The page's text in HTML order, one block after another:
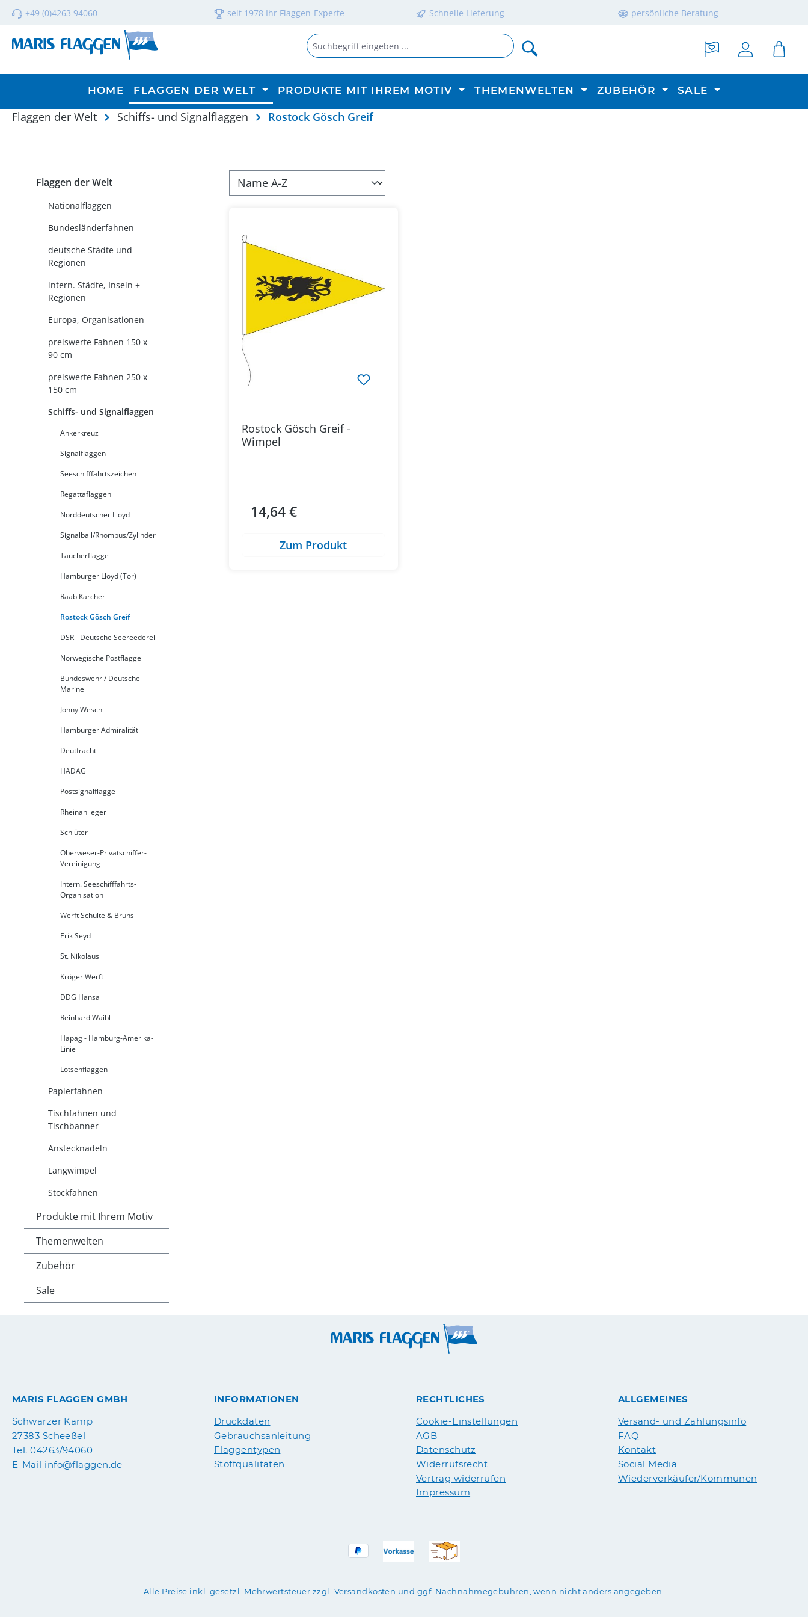
Hauptinhalt springen
Zur Suche springen
Zur Hauptnavigation springen
+49 (0)4263 94060 seit 1978 Ihr Flaggen-Experte Schnelle Lieferung persönliche Beratung
HOME FLAGGEN DER WELT PRODUKTE MIT IHREM MOTIV THEMENWELTEN ZUBEHÖR SALE
Flaggen der Welt Schiffs- und Signalflaggen Rostock Gösch Greif
Flaggen der Welt
Nationalflaggen
Bundesländerfahnen
deutsche Städte und
Regionen
intern. Städte, Inseln +
Regionen
Europa, Organisationen
preiswerte Fahnen 150 x
90 cm
preiswerte Fahnen 250 x
150 cm
Schiffs- und Signalflaggen
Ankerkreuz
Signalflaggen
Seeschifffahrtszeichen
Regattaflaggen
Norddeutscher Lloyd
Signalball/Rhombus/Zylinder
Taucherflagge
Hamburger Lloyd (Tor)
Raab Karcher
Rostock Gösch Greif
DSR - Deutsche Seereederei
Norwegische Postflagge
Bundeswehr / Deutsche
Marine
Jonny Wesch
Hamburger Admiralität
Deutfracht
HADAG
Postsignalflagge
Rheinanlieger
Schlüter
Oberweser-Privatschiffer-
Vereinigung
Intern. Seeschifffahrts-
Organisation
Werft Schulte & Bruns
Erik Seyd
St. Nikolaus
Kröger Werft
DDG Hansa
Reinhard Waibl
Hapag - Hamburg-Amerika-
Linie
Lotsenflaggen
Papierfahnen
Tischfahnen und
Tischbanner
Anstecknadeln
Langwimpel
Stockfahnen
Produkte mit Ihrem Motiv
Themenwelten
Zubehör
Sale
Rostock Gösch Greif -
Wimpel
Regulärer Preis:
14,64 €
Zum Produkt
MARIS FLAGGEN GMBH
Schwarzer Kamp
27383 Scheeßel
Tel. 04263/94060
E-Mail info@flaggen.de
INFORMATIONEN
Druckdaten
Gebrauchsanleitung
Flaggentypen
Stoffqualitäten
RECHTLICHES
Cookie-Einstellungen
AGB
Datenschutz
Widerrufsrecht
Vertrag widerrufen
Impressum
ALLGEMEINES
Versand- und Zahlungsinfo
FAQ
Kontakt
Social Media
Wiederverkäufer/Kommunen
Alle Preise inkl. gesetzl. Mehrwertsteuer zzgl. Versandkosten und ggf. Nachnahmegebühren, wenn nicht anders angegeben.